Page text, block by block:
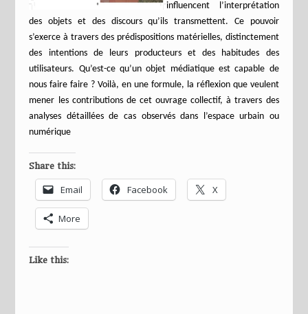
influencent l’interprétation
des objets et des discours qu’ils transmettent. Ce pouvoir
s’exerce à travers des prédispositions matérielles, distinctement
des intentions de leurs producteurs et des habitudes des
utilisateurs. Qu’est-ce qu’un objet médiatique est capable de
nous faire faire ? Voilà, en une formule, la réflexion que veulent
mener les contributions de cet ouvrage collectif, à travers des
analyses détaillées de cas observés dans l’espace urbain ou
numérique
Share this:
Email Facebook X
More
Like this: